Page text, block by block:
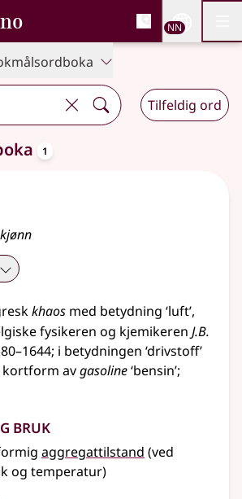
, Bokmålsordboka og
NN
Tilfeldig ord
søkjeforslag tilgjengelege
1
khaos med betydning ‘luft’,
fysikeren og kjemikeren J.B.
i betydningen ‘drivstoff’
kortform avgasoline‘bensin’;
bruk
aggregattilstand (ved
og temperatur)